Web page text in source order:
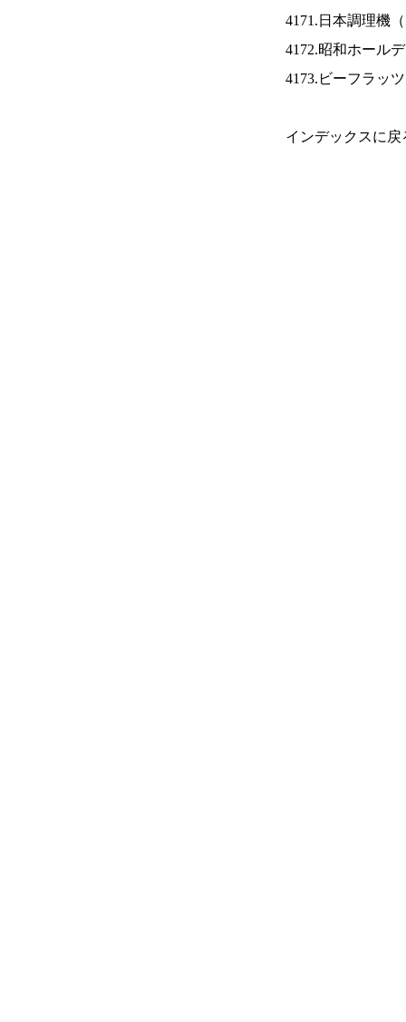
4171.日本調理機（
4172.昭和ホール
4173.ビーフラッ
インデックスに戻